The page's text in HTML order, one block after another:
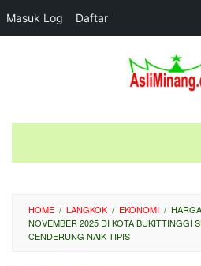
Masuk Log Daftar
HOME / LANGKOK / EKONOMI /
NOVEMBER 2025 DI KOTA BUKITTINGGI
CENDERUNG NAIK TIPIS